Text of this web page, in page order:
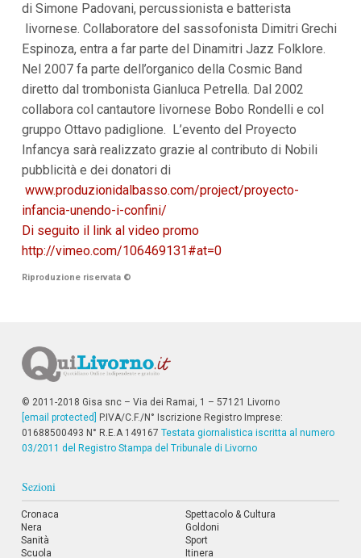
di Simone Padovani, percussionista e batterista
livornese. Collaboratore del sassofonista Dimitri Grechi
Espinoza, entra a far parte del Dinamitri Jazz Folklore.
Nel 2007 fa parte dell’organico della Cosmic Band
diretto dal trombonista Gianluca Petrella. Dal 2002
collabora col cantautore livornese Bobo Rondelli e col
gruppo Ottavo padiglione. L’evento del Proyecto
Infancya sarà realizzato grazie al contributo di Nobili
pubblicità e dei donatori di
www.produzionidalbasso.com/project/proyecto-
infancia-unendo-i-confini/
Di seguito il link al video promo
http://vimeo.com/106469131#at=0
Riproduzione riservata ©
© 2011-2018 Gisa snc – Via dei Ramai, 1 – 57121 Livorno
[email protected]
P.IVA/C.F./N° Iscrizione Registro Imprese:
01688500493 N° R.E.A 149167 Testata giornalistica iscritta al numero
03/2011 del Registro Stampa del Tribunale di Livorno
Sezioni
Cronaca
Nera
Sanità
Scuola
Spettacolo & Cultura
Goldoni
Sport
Itinera